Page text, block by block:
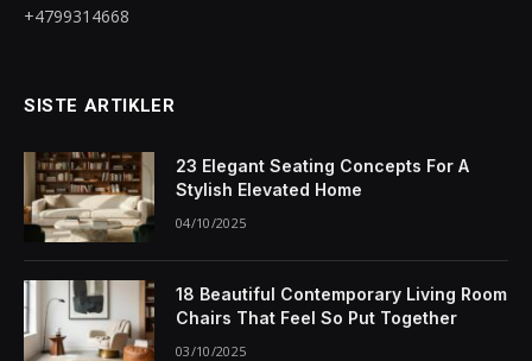
+4799314668
SISTE ARTIKLER
23 Elegant Seating Concepts For A
Stylish Elevated Home
04/10/2025
18 Beautiful Contemporary Living Room
Chairs That Feel So Put Together
03/10/2025